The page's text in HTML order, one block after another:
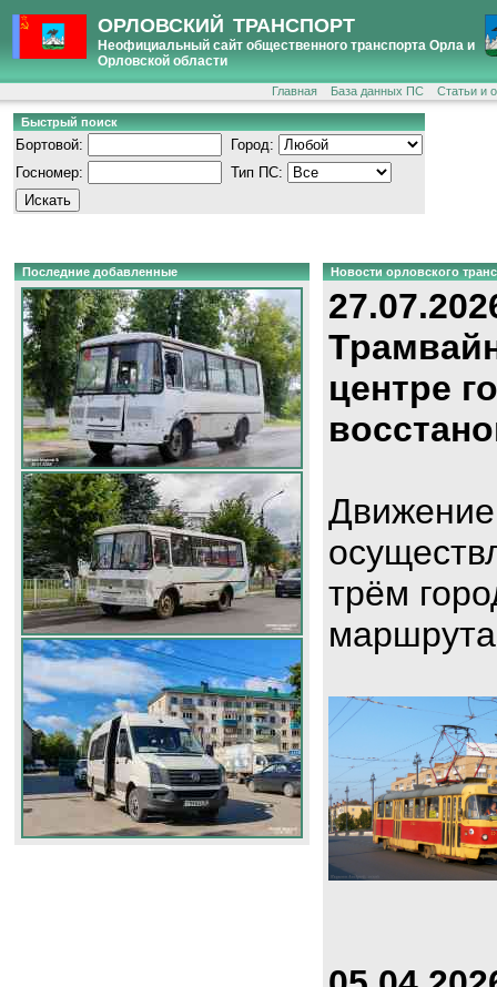
ОРЛОВСКИЙ ТРАНСПОРТ
Неофициальный сайт общественного транспорта Орла и
Орловской области
Главная База данных ПС Статьи и
Быстрый поиск
Бортовой:
Город:
Госномер:
Тип ПС:
Последние добавленные Новости орловского
центре
Движение
трём